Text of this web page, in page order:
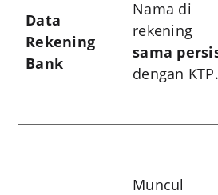
Data
Rekening
Bank
Nama di
rekening
sama
dengan KTP.
Muncul